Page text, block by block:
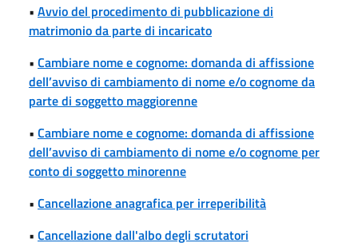
• Avvio del procedimento di pubblicazione di
matrimonio da parte di incaricato
• Cambiare nome e cognome: domanda di affissione
dell’avviso di cambiamento di nome e/o cognome da
parte di soggetto maggiorenne
• Cambiare nome e cognome: domanda di affissione
dell’avviso di cambiamento di nome e/o cognome per
conto di soggetto minorenne
• Cancellazione anagrafica per irreperibilità
• Cancellazione dall'albo degli scrutatori